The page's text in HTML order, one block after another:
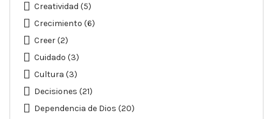
Creatividad (5)
Crecimiento (6)
Creer(2)
Cuidado (3)
Cultura (3)
Decisiones (21)
Dependencia de Dios (20)